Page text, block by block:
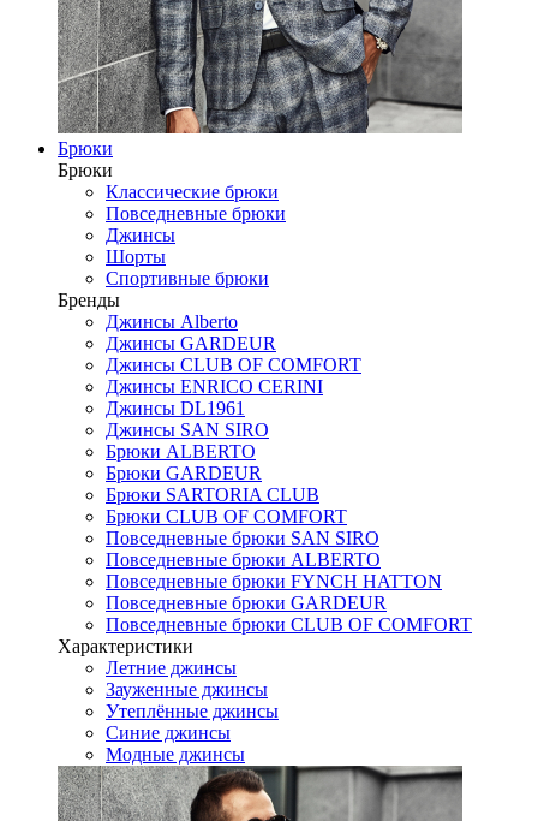
Брюки
Брюки
Классические брюки
Повседневные брюки
Джинсы
Шорты
Спортивные брюки
Бренды
Джинсы Alberto
Джинсы GARDEUR
Джинсы CLUB OF COMFORT
Джинсы ENRICO CERINI
Джинсы DL1961
Джинсы SAN SIRO
Брюки ALBERTO
Брюки GARDEUR
Брюки SARTORIA CLUB
Брюки CLUB OF COMFORT
Повседневные брюки SAN SIRO
Повседневные брюки ALBERTO
Повседневные брюки FYNCH HATTON
Повседневные брюки GARDEUR
Повседневные брюки CLUB OF COMFORT
Характеристики
Летние джинсы
Зауженные джинсы
Утеплённые джинсы
Синие джинсы
Модные джинсы